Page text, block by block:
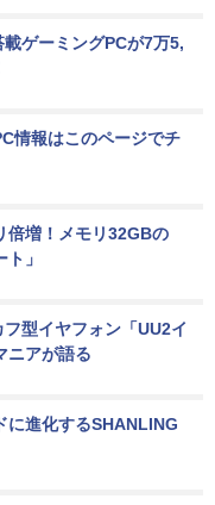
ゲーミングPCが7万5,
情報はこのページでチ
倍増！メモリ32GBの
」
型イヤフォン「UU2イ
ニアが語る
に進化するSHANLING